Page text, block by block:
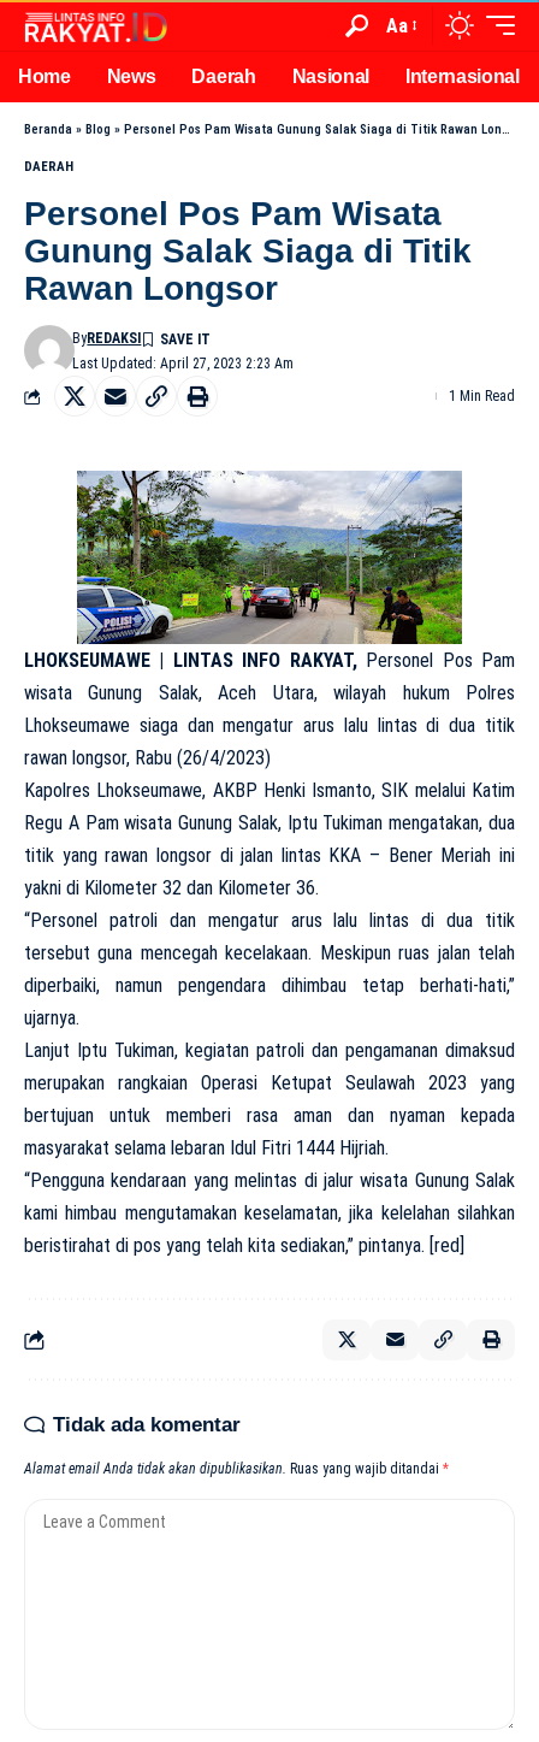
Aa
Home News Daerah Nasional Internasional
Beranda » Blog » Personel Pos Pam Wisata Gunung Salak Siaga di Titik Rawan Longsor
DAERAH
Personel Pos Pam Wisata
Gunung Salak Siaga di Titik
Rawan Longsor
Last Updated: April 27, 2023 2:23 Am
ByREDAKSI
1 Min Read
LHOKSEUMAWE | LINTAS INFO RAKYAT,Personel Pos Pam
wisata Gunung Salak, Aceh Utara, wilayah hukum Polres
Lhokseumawe siaga dan mengatur arus lalu lintas di dua titik
rawan longsor, Rabu (26/4/2023)
Kapolres Lhokseumawe, AKBP Henki Ismanto, SIK melalui Katim
Regu A Pam wisata Gunung Salak, Iptu Tukiman mengatakan, dua
titik yang rawan longsor di jalan lintas KKA – Bener Meriah ini
yakni di Kilometer 32 dan Kilometer 36.
“Personel patroli dan mengatur arus lalu lintas di dua titik
tersebut guna mencegah kecelakaan. Meskipun ruas jalan telah
diperbaiki, namun pengendara dihimbau tetap berhati-hati,”
ujarnya.
Lanjut Iptu Tukiman, kegiatan patroli dan pengamanan dimaksud
merupakan rangkaian Operasi Ketupat Seulawah 2023 yang
bertujuan untuk memberi rasa aman dan nyaman kepada
masyarakat selama lebaran Idul Fitri 1444 Hijriah.
“Pengguna kendaraan yang melintas di jalur wisata Gunung Salak
kami himbau mengutamakan keselamatan, jika kelelahan silahkan
beristirahat di pos yang telah kita sediakan,” pintanya. [red]
Tidak ada komentar
Alamat email Anda tidak akan dipublikasikan. Ruas yang wajib ditandai *